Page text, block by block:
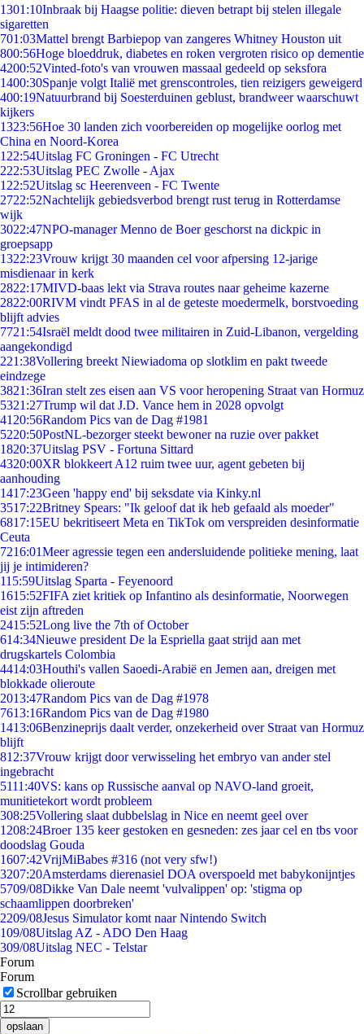
1301:10Inbraak bij Haagse politie: dieven betrapt bij stelen illegale
sigaretten
701:03Mattel brengt Barbiepop van zangeres Whitney Houston uit
800:56Hoge bloeddruk, diabetes en roken vergroten risico op dementie
4200:52Vinted-foto's van vrouwen massaal gedeeld op seksfora
1400:30Spanje volgt Italië met grenscontroles, tien reizigers geweigerd
400:19Natuurbrand bij Soesterduinen geblust, brandweer waarschuwt
kijkers
1323:56Hoe 30 landen zich voorbereiden op mogelijke oorlog met
China en Noord-Korea
1 22:54Uitslag FC Groningen - FC Utrecht
222:53Uitslag PEC Zwolle - Ajax
1 22:52Uitslag sc Heerenveen - FC Twente
2722:52Nachtelijk gebiedsverbod brengt rust terug in Rotterdamse
wijk
3022:47NPO-manager Menno de Boer geschorst na dickpic in
groepsapp
1322:23Vrouw krijgt 30 maanden cel voor afpersing 12-jarige
misdienaar in kerk
2822:17MIVD-baas lekt via Strava routes naar geheime kazerne
2822:00RIVM vindt PFAS in al de geteste moedermelk, borstvoeding
blijft advies
7721:54Israël meldt dood twee militairen in Zuid-Libanon, vergelding
aangekondigd
221:38Vollering breekt Niewiadoma op slotklim en pakt tweede
eindzege
3821:36Iran stelt zes eisen aan VS voor heropening Straat van Hormuz
5321:27Trump wil dat J.D. Vance hem in 2028 opvolgt
41 20:56Random Pics van de Dag #1981
5220:50PostNL-bezorger steekt bewoner na ruzie over pakket
1820:37Uitslag PSV - Fortuna Sittard
4320:00XR blokkeert A12 ruim twee uur, agent gebeten bij
aanhouding
1417:23Geen 'happy end' bij seksdate via Kinky.nl
3517:22Britney Spears: "Ik geloof dat ik heb gefaald als moeder"
6817:15EU bekritiseert Meta en TikTok om verspreiden desinformatie
Ceuta
7216:01Meer agressie tegen een andersluidende politieke mening, laat
jij je intimideren?
115:59Uitslag Sparta - Feyenoord
1615:52FIFA ziet kritiek op Infantino als desinformatie, Noorwegen
eist zijn aftreden
2415:52Long live the 7th of October
614:34Nieuwe president De la Espriella gaat strijd aan met
drugskartels Colombia
4414:03Houthi's vallen Saoedi-Arabië en Jemen aan, dreigen met
blokkade olieroute
2013:47Random Pics van de Dag #1978
7613:16Random Pics van de Dag #1980
1413:06Benzineprijs daalt verder, onzekerheid over Straat van Hormuz
blijft
812:37Vrouw krijgt door verwisseling het embryo van ander stel
ingebracht
5111:40VS: kans op Russische aanval op NAVO-land groeit,
munitietekort wordt probleem
308:25Vollering slaat dubbelslag in Nice en neemt geel over
1208:24Broer 135 keer gestoken en gesneden: zes jaar cel en tbs voor
doodslag Gouda
1607:42VrijMiBabes #316 (not very sfw!)
3207:20Amsterdams dierenasiel DOA overspoeld met babykonijntjes
5709/08Dikke Van Dale neemt 'vulvalippen' op: 'stigma op
schaamlippen doorbreken'
2209/08Jesus Simulator komt naar Nintendo Switch
109/08Uitslag AZ - ADO Den Haag
309/08Uitslag NEC - Telstar
Forum
Forum
Scrollbar gebruiken
opslaan